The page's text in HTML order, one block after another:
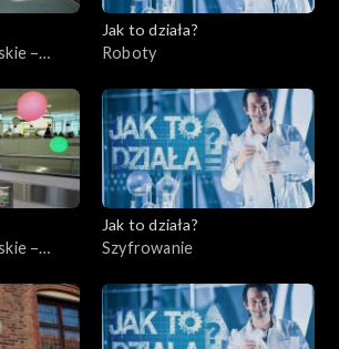
–
Jak to działa?
Roboty
–
Jak to działa?
Szyfrowanie